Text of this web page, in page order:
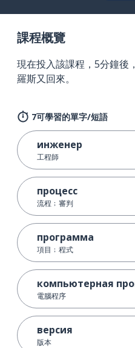
課程概覽
現在投入該課程，5分鐘後
羅斯又回來。
7可學習的單字/短語
инженер
工程師
процесс
流程﹔審判
программа
項目﹔程式
компьютерная
電腦程序
версия
版本